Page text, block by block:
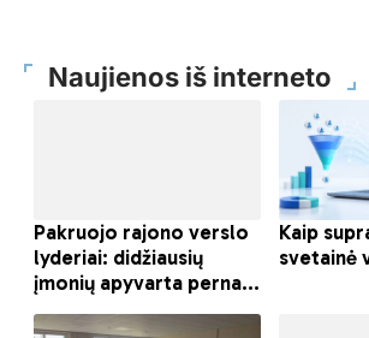
Naujienos iš interneto